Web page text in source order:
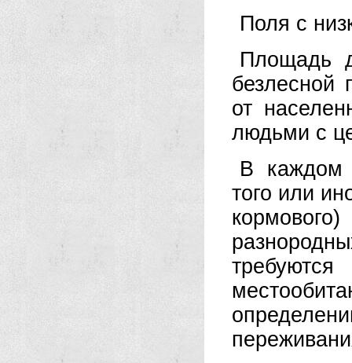
Поля с
Площадь
от
людьми с
В каждом
того или